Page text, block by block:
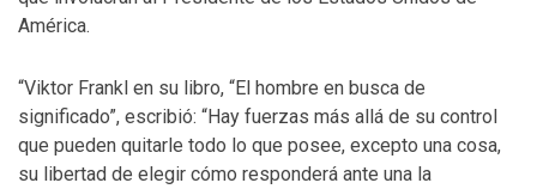
América.
“Viktor Frankl en su libro, “El hombre en busca de
significado”, escribió: “Hay fuerzas más allá de su control
que pueden quitarle todo lo que posee, excepto una cosa,
su libertad de elegir cómo responderá ante una la